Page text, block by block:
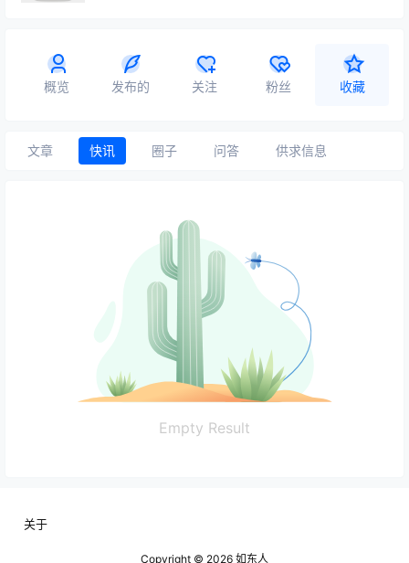
概览 发布的 关注 粉丝 收藏
文章 快讯 圈子 问答 供求信息
Empty Result
关于
Copyright © 2026 如东人